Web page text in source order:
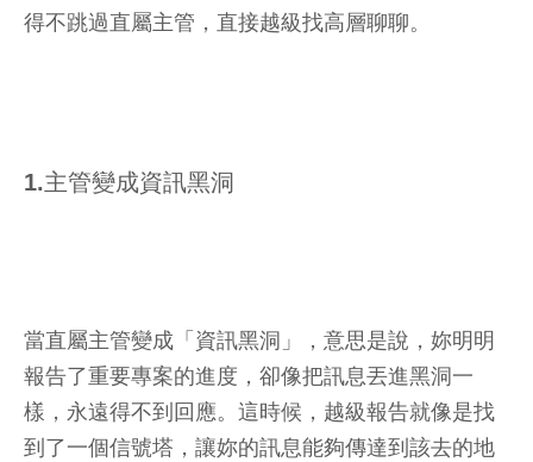
得不跳過直屬主管，直接越級找高層聊聊。
1.主管變成資訊黑洞
當直屬主管變成「資訊黑洞」，意思是說，妳明明
報告了重要專案的進度，卻像把訊息丟進黑洞一
樣，永遠得不到回應。這時候，越級報告就像是找
到了一個信號塔，讓妳的訊息能夠傳達到該去的地